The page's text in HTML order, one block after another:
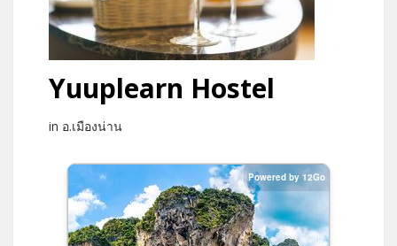
Yuuplearn Hostel
in อ.เมืองน่าน